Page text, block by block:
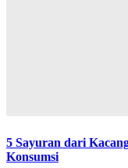
5 Sayuran dari
Konsumsi